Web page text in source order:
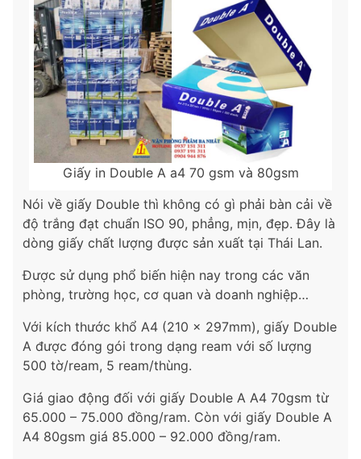
Giấy in Double A a4 70 gsm và 80gsm
Nói về giấy Double thì không có gì phải bàn cải về
độ trắng đạt chuẩn ISO 90, phẳng, mịn, đẹp. Đây là
dòng giấy chất lượng được sản xuất tại Thái Lan.
Được sử dụng phổ biến hiện nay trong các văn
phòng, trường học, cơ quan và doanh nghiệp…
Với kích thước khổ A4 (210 x 297mm), giấy Double
A được đóng gói trong dạng ream với số lượng
500 tờ/ream, 5 ream/thùng.
Giá giao động đối với giấy Double A A4 70gsm từ
65.000 – 75.000 đồng/ram. Còn với giấy Double A
A4 80gsm giá 85.000 – 92.000 đồng/ram.